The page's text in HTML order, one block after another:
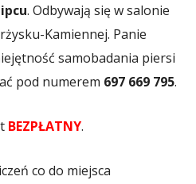
. Odbywają się w salonie
Kamiennej. Panie
samobadania piersi
pod numerem 697 669 795.
BEZPŁATNY.
co do miejsca